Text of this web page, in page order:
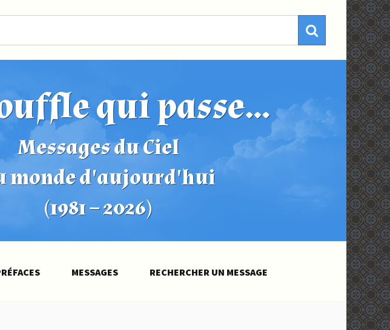
qui passe...
Messages du Ciel
monde d'aujourd'hui
(1981 – 2026)
MESSAGES RECHERCHER UN MESSAGE